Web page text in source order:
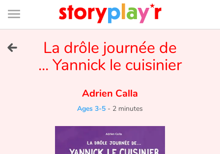
Connexion
Bibliothèque
de
page
La drôle journée de
... Yannick le cuisinier
Adrien Calla
Ages 3-5 - 2 minutes